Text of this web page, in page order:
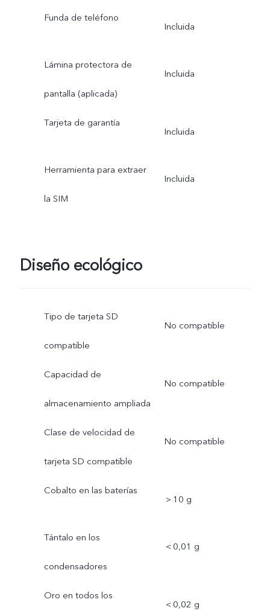
Funda de teléfono
Incluida
Lámina protectora de
pantalla (aplicada)
Incluida
Tarjeta de garantía
Incluida
Herramienta para extraer
la SIM
Incluida
Diseño ecológico
Tipo de tarjeta SD
compatible
No compatible
Capacidad de
almacenamiento ampliada
No compatible
Clase de velocidad de
tarjeta SD compatible
No compatible
Cobalto en las baterías
＞10 g
Tántalo en los
condensadores
＜0,01 g
Oro en todos los
＜0,02 g